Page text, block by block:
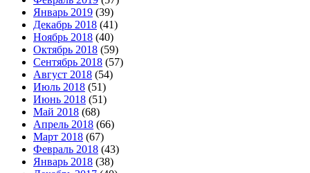
Январь 2019 (39)
Декабрь 2018 (41)
Ноябрь 2018 (40)
Октябрь 2018 (59)
Сентябрь 2018 (57)
Август 2018 (54)
Июль 2018 (51)
Июнь 2018 (51)
Май 2018 (68)
Апрель 2018 (66)
Март 2018 (67)
Февраль 2018 (43)
Январь 2018 (38)